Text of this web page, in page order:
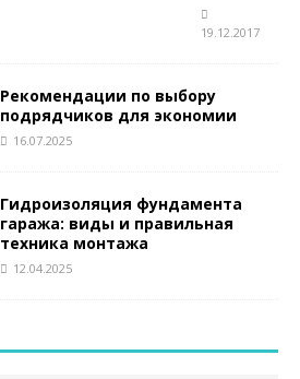
19.12.2017
Рекомендации по выбору
подрядчиков для экономии
16.07.2025
Гидроизоляция фундамента
гаража: виды и правильная
техника монтажа
12.04.2025